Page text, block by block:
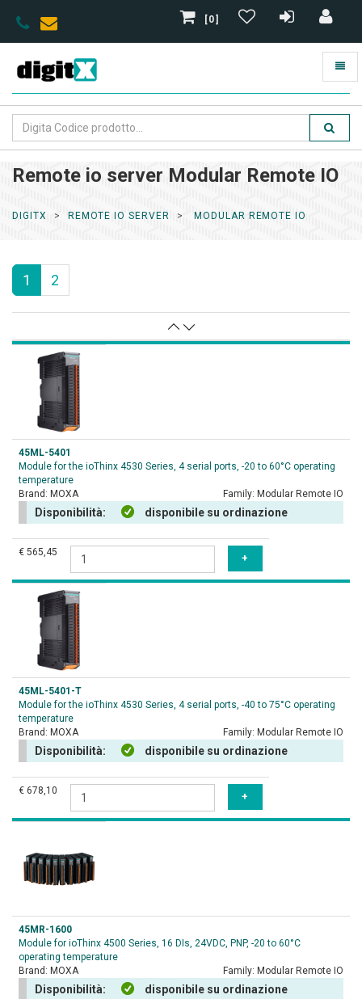
[0]
Remote io server Modular Remote IO
DIGITX REMOTE IO SERVER MODULAR REMOTE IO
1 2
45ML-5401
Module for the ioThinx 4530 Series, 4 serial ports, -20 to 60°C operating
temperature
Brand: MOXA Family: Modular Remote IO
Disponibilità: disponibile su ordinazione
€ 565,45
45ML-5401-T
Module for the ioThinx 4530 Series, 4 serial ports, -40 to 75°C operating
temperature
Brand: MOXA Family: Modular Remote IO
Disponibilità: disponibile su ordinazione
€ 678,10
45MR-1600
Module for ioThinx 4500 Series, 16 DIs, 24VDC, PNP, -20 to 60°C
operating temperature
Brand: MOXA Family: Modular Remote IO
Disponibilità: disponibile su ordinazione